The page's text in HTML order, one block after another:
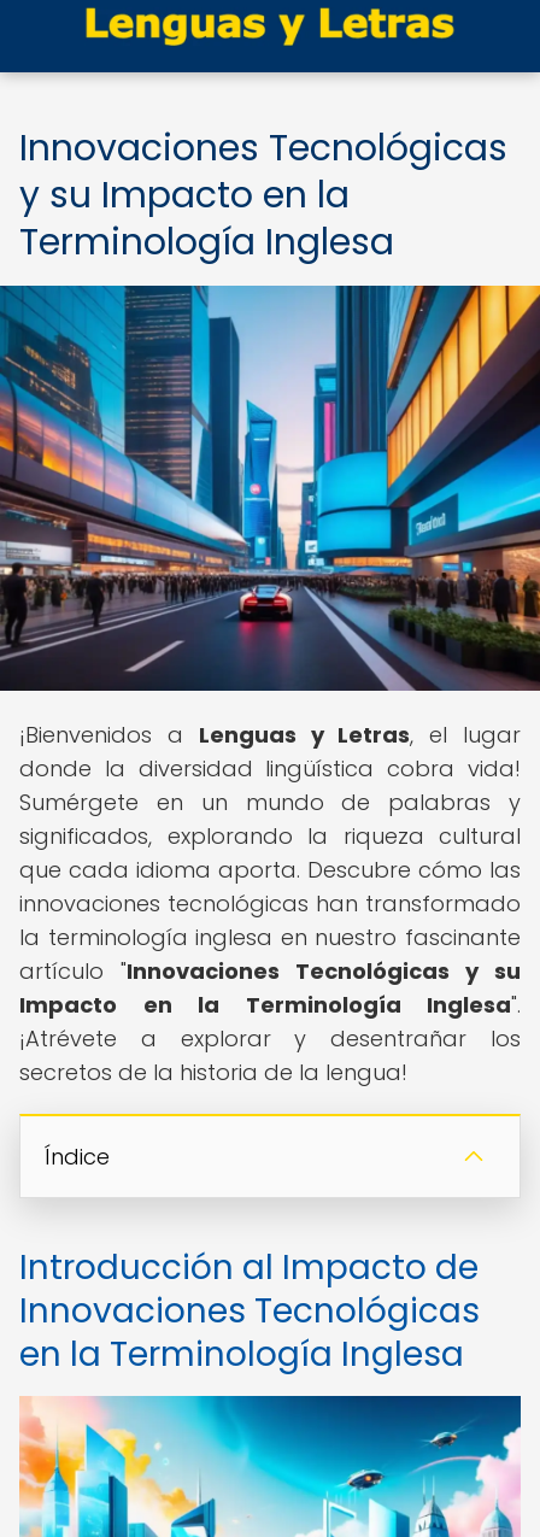
Innovaciones Tecnológicas
y su Impacto en la
Terminología Inglesa
¡Bienvenidos a Lenguas y Letras, el lugar
donde la diversidad lingüística cobra vida!
Sumérgete en un mundo de palabras y
significados, explorando la riqueza cultural
que cada idioma aporta. Descubre cómo las
innovaciones tecnológicas han transformado
la terminología inglesa en nuestro fascinante
artículo "Innovaciones Tecnológicas y su
Impacto en la Terminología Inglesa".
¡Atrévete a explorar y desentrañar los
secretos de la historia de la lengua!
Índice
Introducción al Impacto de
Innovaciones Tecnológicas
en la Terminología Inglesa